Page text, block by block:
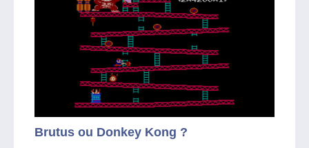
Brutus ou Donkey Kong ?